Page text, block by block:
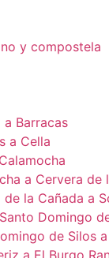
y compostela
a Barracas
a Cella
a Cervera de
la Cañada a
Domingo
de Silos
a El Burgo